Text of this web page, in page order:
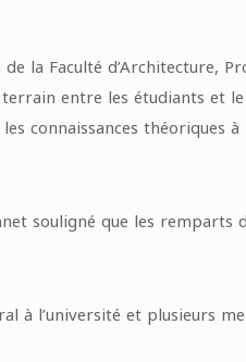
de la Faculté
entre les étudiants et
connaissances théoriques
souligné que les
à l’université et plusieurs